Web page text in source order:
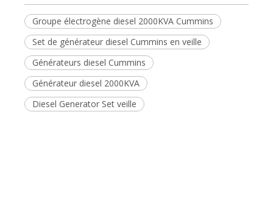
Générateur
pour le
centre de
données
de
construction
de centrales
électriques